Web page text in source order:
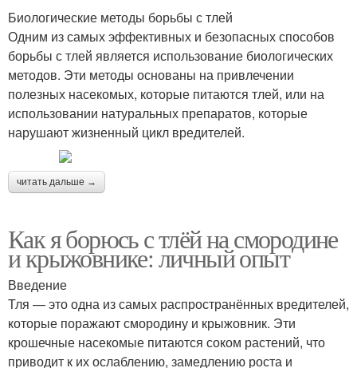
Биологические методы борьбы с тлей
Одним из самых эффективных и безопасных способов
борьбы с тлей является использование биологических
методов. Эти методы основаны на привлечении
полезных насекомых, которые питаются тлей, или на
использовании натуральных препаратов, которые
нарушают жизненный цикл вредителей.
читать дальше →
Как я борюсь с тлёй на смородине
и крыжовнике: личный опыт
Введение
Тля — это одна из самых распространённых вредителей,
которые поражают смородину и крыжовник. Эти
крошечные насекомые питаются соком растений, что
приводит к их ослаблению, замедлению роста и